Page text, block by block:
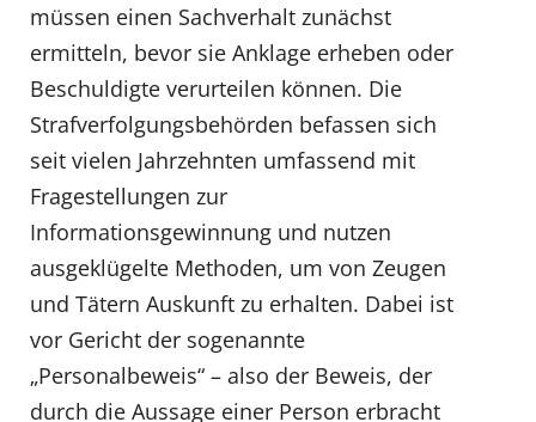
müssen einen Sachverhalt zunächst
ermitteln, bevor sie Anklage erheben oder
Beschuldigte verurteilen können. Die
Strafverfolgungsbehörden befassen sich
seit vielen Jahrzehnten umfassend mit
Fragestellungen zur
Informationsgewinnung und nutzen
ausgeklügelte Methoden, um von Zeugen
und Tätern Auskunft zu erhalten. Dabei ist
vor Gericht der sogenannte
„Personalbeweis“ – also der Beweis, der
durch die Aussage einer Person erbracht